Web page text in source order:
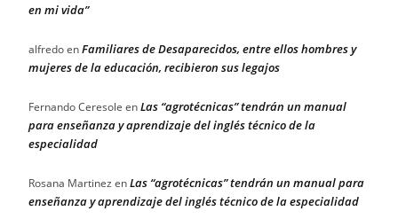
en mi vida”
alfredoenFamiliares de Desaparecidos, entre ellos hombres y
mujeres de la educación, recibieron sus legajos
Fernando Ceresole enLas “agrotécnicas” tendrán un manual
para enseñanza y aprendizaje del inglés técnico de la
especialidad
Rosana Martinez enLas “agrotécnicas” tendrán un manual para
enseñanza y aprendizaje del inglés técnico de la especialidad